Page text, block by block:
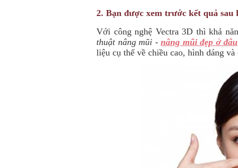
2. Bạn được xem trước kết quả sau
Với công nghệ Vectra 3D thì khả
thuật nâng mũi -nâng mũi đẹp ở đâu
liệu cụ thể về chiều cao, hình dáng